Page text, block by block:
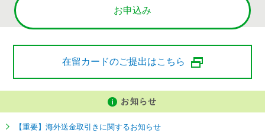
お申込み
在留カードのご提出はこちら
お知らせ
【重要】海外送金取引きに関するお知らせ